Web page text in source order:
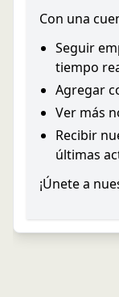
Con una
Seguir
tiempo
Agregar
Ver más
Recibir
últimas
¡Únete a